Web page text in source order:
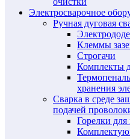
Электросварочное
Ручная дуговая
Клеммы
Строгачи
Комплекты
хранения
Сварка в среде
подачей
Горелки для